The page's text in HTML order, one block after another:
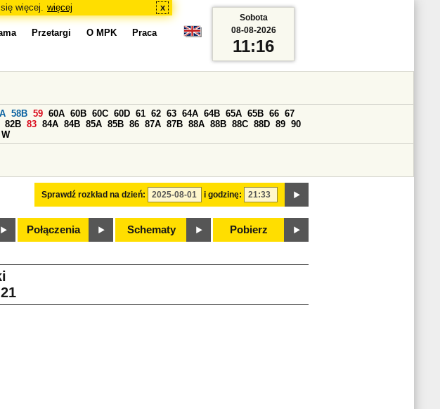
więcej. więcej x
Przetargi O MPK Praca
Sprawdź rozkład na dzień: i godzinę:
58B 59 60A 60B 60C 60D 61 62 63 64A 64B 65A 65B 66 67
82B 83 84A 84B 85A 85B 86 87A 87B 88A 88B 88C 88D 89 90
W
Połączenia Schematy Pobierz
Sobota
08-08-2026
11:16